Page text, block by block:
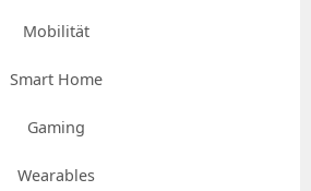
Mobilität
Smart Home
Gaming
Wearables